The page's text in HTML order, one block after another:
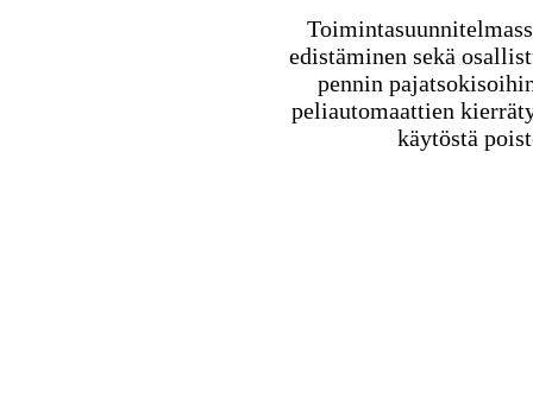
edistäminen sekä
pennin
peliautomaattien
käytöstä